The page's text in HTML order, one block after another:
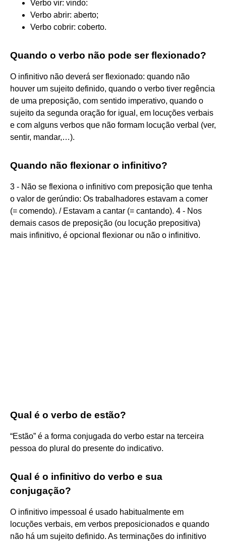
Verbo vir: vindo:
Verbo abrir: aberto;
Verbo cobrir: coberto.
Quando o verbo não pode ser flexionado?
O infinitivo não deverá ser flexionado: quando não
houver um sujeito definido, quando o verbo tiver regência
de uma preposição, com sentido imperativo, quando o
sujeito da segunda oração for igual, em locuções verbais
e com alguns verbos que não formam locução verbal (ver,
sentir, mandar,…).
Quando não flexionar o infinitivo?
3 - Não se flexiona o infinitivo com preposição que tenha
o valor de gerúndio: Os trabalhadores estavam a comer
(= comendo). / Estavam a cantar (= cantando). 4 - Nos
demais casos de preposição (ou locução prepositiva)
mais infinitivo, é opcional flexionar ou não o infinitivo.
Qual é o verbo de estão?
“Estão” é a forma conjugada do verbo estar na terceira
pessoa do plural do presente do indicativo.
Qual é o infinitivo do verbo e sua
conjugação?
O infinitivo impessoal é usado habitualmente em
locuções verbais, em verbos preposicionados e quando
não há um sujeito definido. As terminações do infinitivo